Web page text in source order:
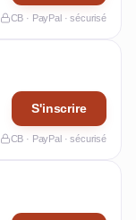
CB · PayPal · sécurisé
S'inscrire
CB · PayPal · sécurisé